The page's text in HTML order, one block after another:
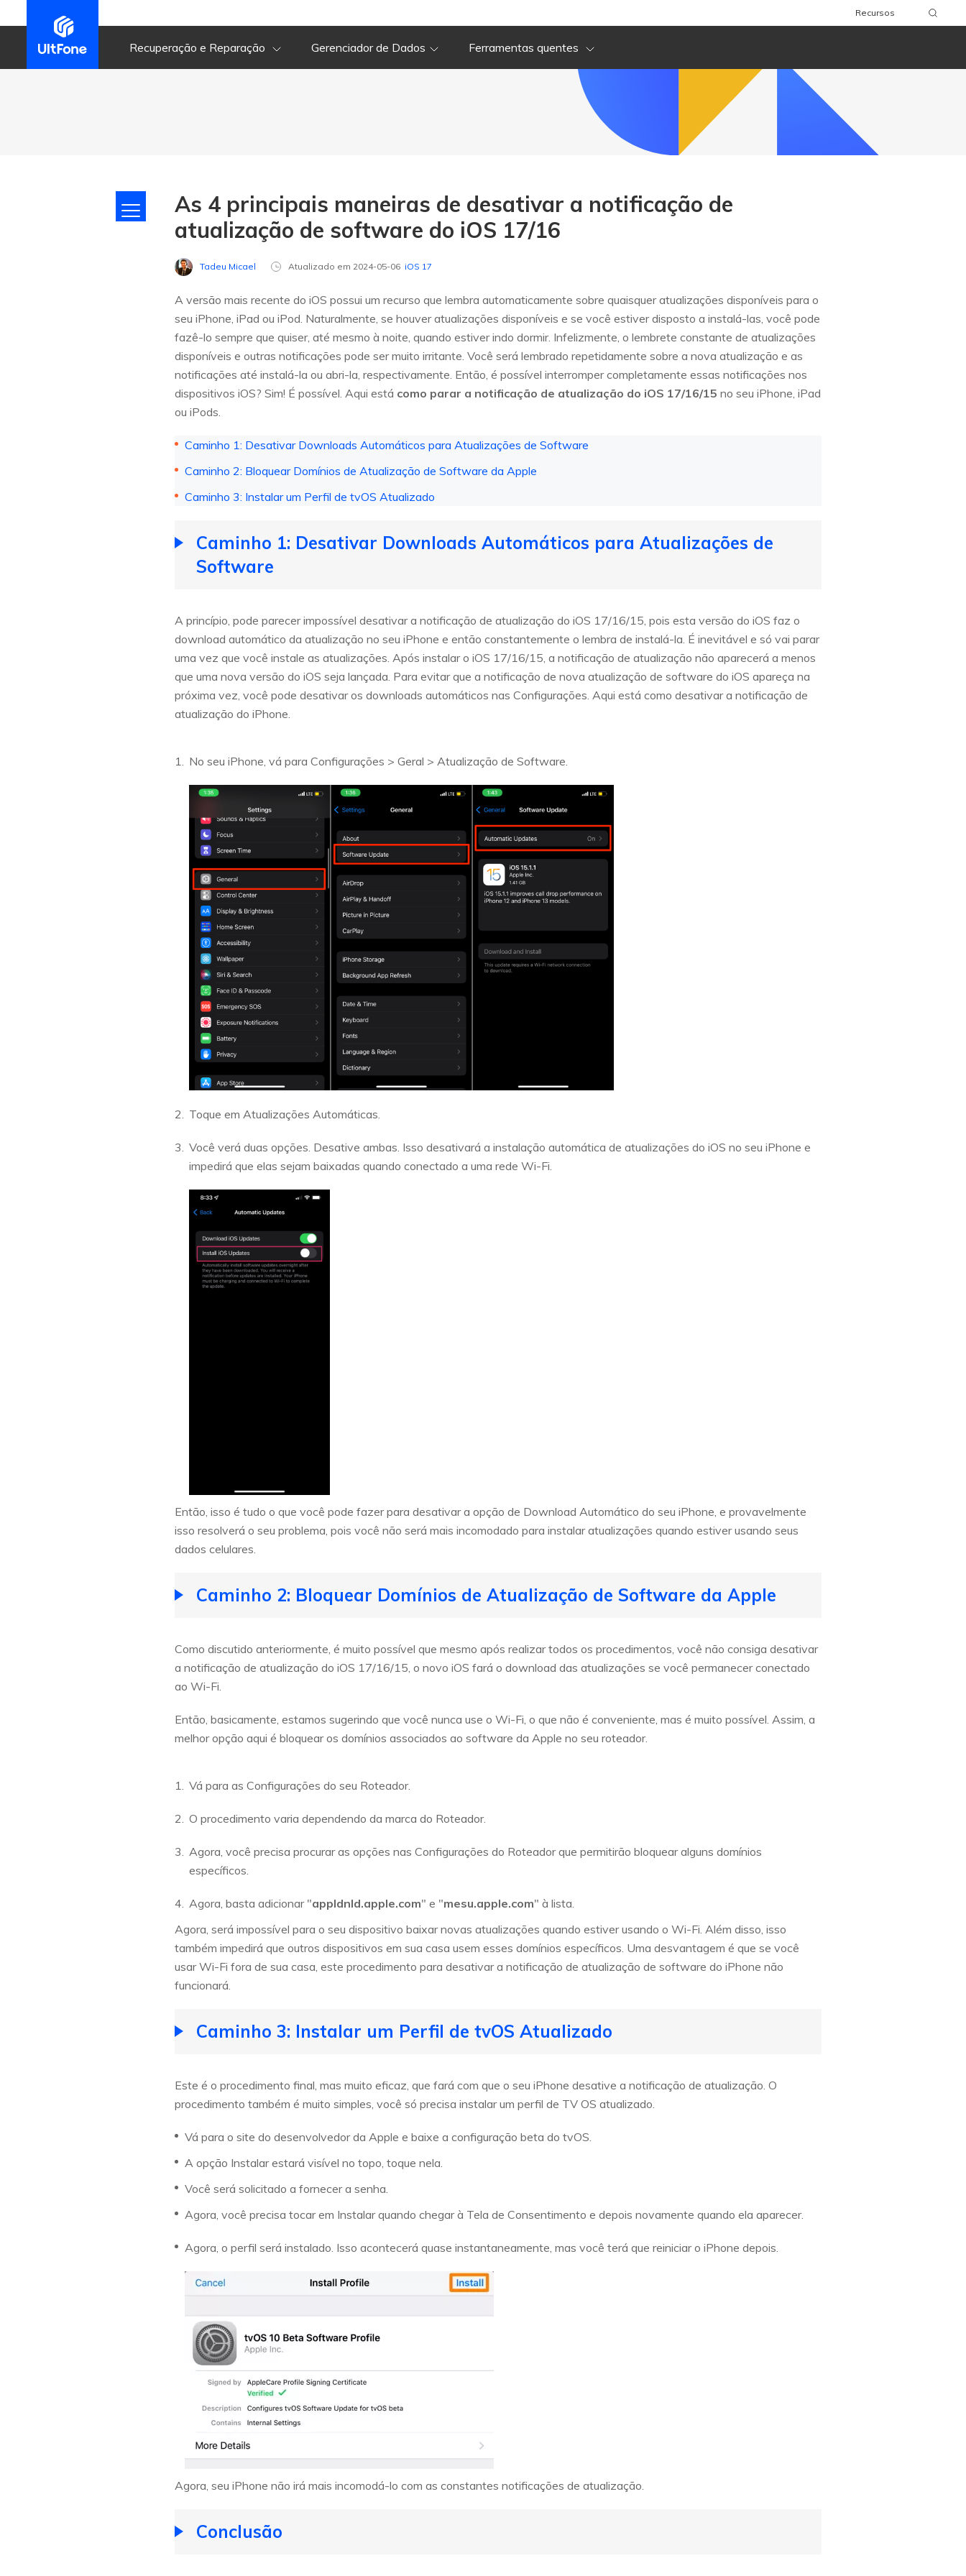
Recursos
Recuperação e Reparação Gerenciador de Dados Ferramentas quentes
As 4 principais maneiras de desativar a notificação de
atualização de software do iOS 17/16
Tadeu Micael Atualizado em 2024-05-06 iOS 17
A versão mais recente do iOS possui um recurso que lembra automaticamente sobre quaisquer atualizações disponíveis para o
seu iPhone, iPad ou iPod. Naturalmente, se houver atualizações disponíveis e se você estiver disposto a instalá-las, você pode
fazê-lo sempre que quiser, até mesmo à noite, quando estiver indo dormir. Infelizmente, o lembrete constante de atualizações
disponíveis e outras notificações pode ser muito irritante. Você será lembrado repetidamente sobre a nova atualização e as
notificações até instalá-la ou abri-la, respectivamente. Então, é possível interromper completamente essas notificações nos
dispositivos iOS? Sim! É possível. Aqui está como parar a notificação de atualização do iOS 17/16/15 no seu iPhone, iPad
ou iPods.
Caminho 1: Desativar Downloads Automáticos para Atualizações de Software
Caminho 2: Bloquear Domínios de Atualização de Software da Apple
Caminho 3: Instalar um Perfil de tvOS Atualizado
Caminho 1: Desativar Downloads Automáticos para Atualizações de
Software
A princípio, pode parecer impossível desativar a notificação de atualização do iOS 17/16/15, pois esta versão do iOS faz o
download automático da atualização no seu iPhone e então constantemente o lembra de instalá-la. É inevitável e só vai parar
uma vez que você instale as atualizações. Após instalar o iOS 17/16/15, a notificação de atualização não aparecerá a menos
que uma nova versão do iOS seja lançada. Para evitar que a notificação de nova atualização de software do iOS apareça na
próxima vez, você pode desativar os downloads automáticos nas Configurações. Aqui está como desativar a notificação de
atualização do iPhone.
No seu iPhone, vá para Configurações > Geral > Atualização de Software.
Toque em Atualizações Automáticas.
Você verá duas opções. Desative ambas. Isso desativará a instalação automática de atualizações do iOS no seu iPhone e
impedirá que elas sejam baixadas quando conectado a uma rede Wi-Fi.
Então, isso é tudo o que você pode fazer para desativar a opção de Download Automático do seu iPhone, e provavelmente
isso resolverá o seu problema, pois você não será mais incomodado para instalar atualizações quando estiver usando seus
dados celulares.
Caminho 2: Bloquear Domínios de Atualização de Software da Apple
Como discutido anteriormente, é muito possível que mesmo após realizar todos os procedimentos, você não consiga desativar
a notificação de atualização do iOS 17/16/15, o novo iOS fará o download das atualizações se você permanecer conectado
ao Wi-Fi.
Então, basicamente, estamos sugerindo que você nunca use o Wi-Fi, o que não é conveniente, mas é muito possível. Assim, a
melhor opção aqui é bloquear os domínios associados ao software da Apple no seu roteador.
Vá para as Configurações do seu Roteador.
O procedimento varia dependendo da marca do Roteador.
Agora, você precisa procurar as opções nas Configurações do Roteador que permitirão bloquear alguns domínios
específicos.
Agora, basta adicionar "appldnld.apple.com" e "mesu.apple.com" à lista.
Agora, será impossível para o seu dispositivo baixar novas atualizações quando estiver usando o Wi-Fi. Além disso, isso
também impedirá que outros dispositivos em sua casa usem esses domínios específicos. Uma desvantagem é que se você
usar Wi-Fi fora de sua casa, este procedimento para desativar a notificação de atualização de software do iPhone não
funcionará.
Caminho 3: Instalar um Perfil de tvOS Atualizado
Este é o procedimento final, mas muito eficaz, que fará com que o seu iPhone desative a notificação de atualização. O
procedimento também é muito simples, você só precisa instalar um perfil de TV OS atualizado.
Vá para o site do desenvolvedor da Apple e baixe a configuração beta do tvOS.
A opção Instalar estará visível no topo, toque nela.
Você será solicitado a fornecer a senha.
Agora, você precisa tocar em Instalar quando chegar à Tela de Consentimento e depois novamente quando ela aparecer.
Agora, o perfil será instalado. Isso acontecerá quase instantaneamente, mas você terá que reiniciar o iPhone depois.
Agora, seu iPhone não irá mais incomodá-lo com as constantes notificações de atualização.
Conclusão